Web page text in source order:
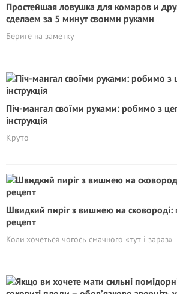
Простейшая ловушка для комаров и
сделаем за 5 минут своими руками
Берите на заметку
Піч-мангал своїми руками: робимо з
інструкція
Круто
Швидкий пиріг з вишнею на сковороді:
рецепт
Коли хочеться чогось смачного «тут і зараз»